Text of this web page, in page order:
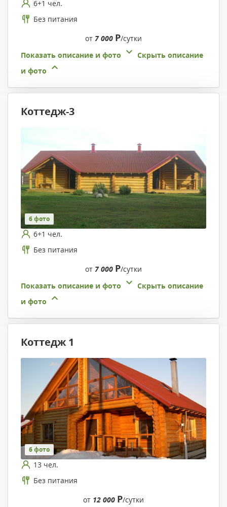
6+1 чел.
Без питания
от 7 000 Р/сутки
Показать описание и фото
Скрыть описание
и фото
Коттедж-3
6 фото
6+1 чел.
Без питания
от 7 000 Р/сутки
Показать описание и фото
Скрыть описание
и фото
Коттедж 1
6 фото
13 чел.
Без питания
от 12 000 Р/сутки